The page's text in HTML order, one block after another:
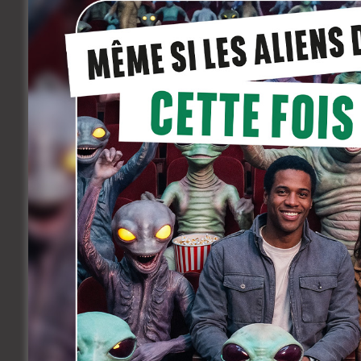
Vous ne craignez pas les imprévus
Vous avez le sens du contact ?
Vous souhaitez bénéficier d’une
Un accueil-invité a pour mission de
cadre du Festival et de gérer leur
auprès de laquelle l’invité peut trouver
relais qui assurera la transmission
En résumé, c’est une occasion
vie de cet évènement culturel
recevez en effet une accréditation
rencontrer les professionnels présents.
Présentation en salles
Vous disposez de qualités
Vous ne craignez pas de prendre la
Vous aimez partager et transmettre ?
Vous souhaitez bénéficier d’une